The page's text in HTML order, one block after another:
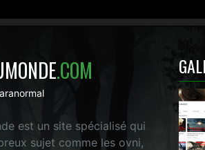
.COM
est un site spécialisé qui
sujet comme les ovni,